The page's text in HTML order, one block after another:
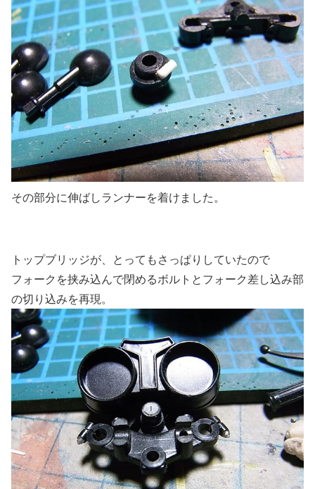
その部分に伸ばしランナーを着けました。
トップブリッジが、とってもさっぱりしていたので
フォークを挟み込んで閉めるボルトとフォーク差し込み部
の切り込みを再現。